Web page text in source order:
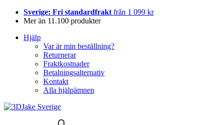
Sverige: Fri standardfrakt från 1 099 kr
Mer än 11.100 produkter
Hjälp
Var är min beställning?
Returnerar
Fraktkostnader
Betalningsalternativ
Kontakt
Alla hjälpämnen